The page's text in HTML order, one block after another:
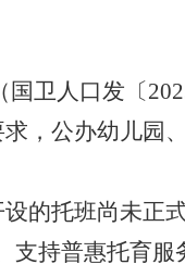
国卫人口发 〔202
求 ， 公办幼儿园
的托班尚未正
支持普惠托育